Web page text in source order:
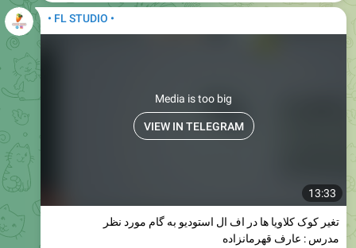
• FL STUDIO •
13:33
Media is too big
VIEW IN TELEGRAM
تغیر کوک کلاویا ها در اف ال استودیو به گام مورد نظر
مدرس : عارف قهرمانزاده